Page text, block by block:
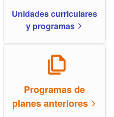
Unidades curriculares
y programas arrow_forward_ios
file_copy
Programas de
planes anteriores arrow_forward_ios